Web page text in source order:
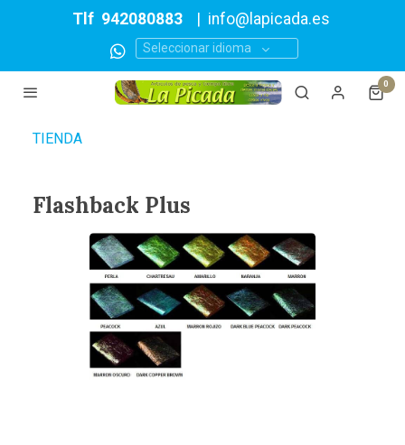
Tlf 942080883 info@lapicada.es
Seleccionar idioma
0
TIENDA
Flashback Plus